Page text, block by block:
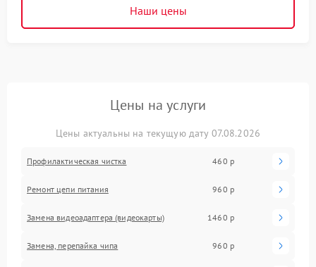
Наши цены
Цены на услуги
Цены актуальны на текущую дату 07.08.2026
Профилактическая чистка 460 р
Ремонт цепи питания 960 р
Замена видеоадаптера (видеокарты) 1460 р
Замена, перепайка чипа 960 р